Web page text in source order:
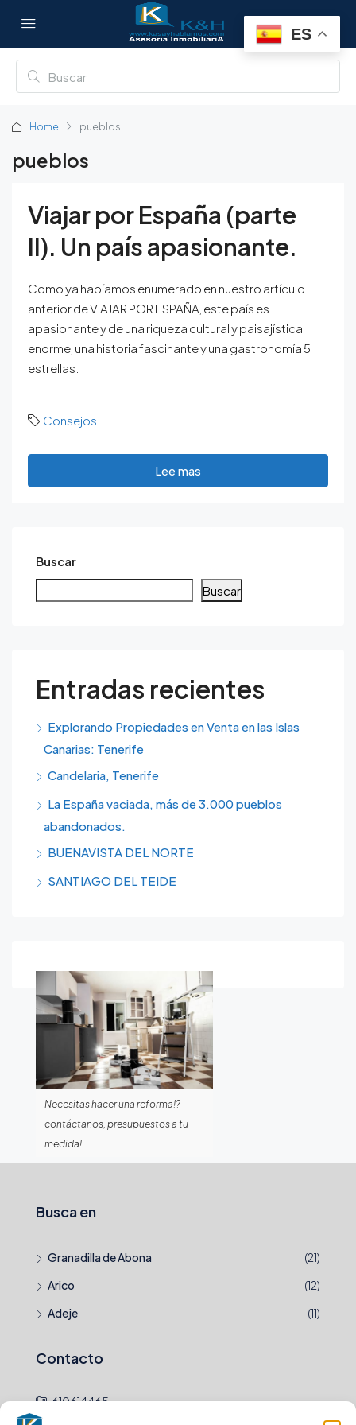
Home pueblos
pueblos
Viajar por España (parte
II). Un país apasionante.
Como ya habíamos enumerado en nuestro artículo
anterior de VIAJAR POR ESPAÑA, este país es
apasionante y de una riqueza cultural y paisajística
enorme, una historia fascinante y una gastronomía 5
estrellas.
Consejos
Lee mas
Buscar
Buscar
Entradas recientes
Explorando Propiedades en Venta en las Islas
Canarias: Tenerife
Candelaria, Tenerife
La España vaciada, más de 3.000 pueblos
abandonados.
BUENAVISTA DEL NORTE
SANTIAGO DEL TEIDE
Necesitas hacer una reforma!?
contáctanos, presupuestos a tu
medida!
Busca en
Granadilla de Abona
(21)
Arico
(12)
Adeje
(11)
Contacto
610614465
ES